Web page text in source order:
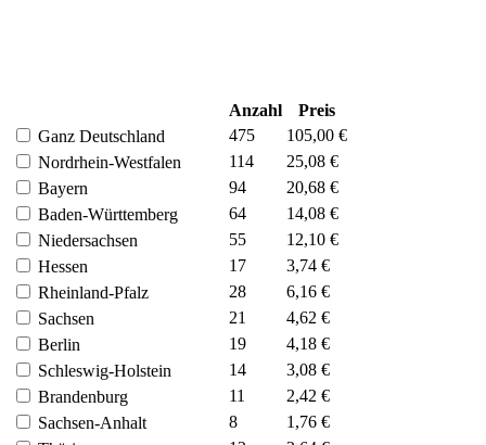
Anzahl
Preis
Ganz Deutschland
475
105,00 €
Nordrhein-Westfalen
114
25,08 €
Bayern
94
20,68 €
Baden-Württemberg
64
14,08 €
Niedersachsen
55
12,10 €
Hessen
17
3,74 €
Rheinland-Pfalz
28
6,16 €
Sachsen
21
4,62 €
Berlin
19
4,18 €
Schleswig-Holstein
14
3,08 €
Brandenburg
11
2,42 €
Sachsen-Anhalt
8
1,76 €